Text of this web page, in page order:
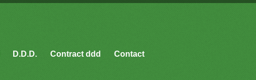
D.D.D. Contract ddd
Contact